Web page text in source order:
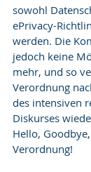
sowohl
ePrivacy-
werden. Die
jedoch keine
mehr, und so
Verordnung
des intensiven
Diskurses
Hello,
Verordnung!